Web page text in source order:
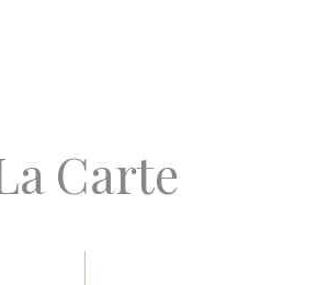
Carte